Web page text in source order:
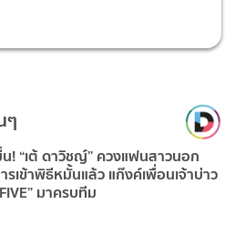
ๆ
! “เต้ ดาวิชญ์” ควงแฟนสาวนอก
รเข้าพิธีหมั้นแล้ว แก๊งค์เพื่อนเจ้าบ่าว
มาครบทีม